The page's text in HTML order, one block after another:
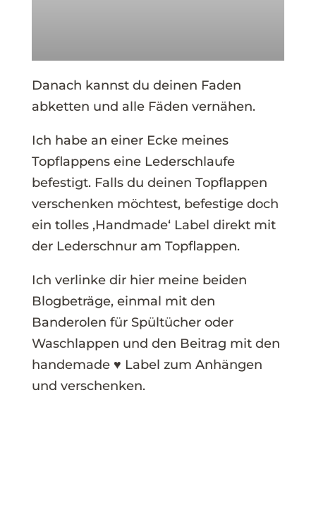
Danach kannst du deinen Faden
abketten und alle Fäden vernähen.
Ich habe an einer Ecke meines
Topflappens eine Lederschlaufe
befestigt. Falls du deinen Topflappen
verschenken möchtest, befestige doch
ein tolles ‚Handmade‘ Label direkt mit
der Lederschnur am Topflappen.
Ich verlinke dir hier meine beiden
Blogbeträge, einmal mit den
Banderolen für Spültücher oder
Waschlappen und den Beitrag mit den
handemade ♥ Label zum Anhängen
und verschenken.